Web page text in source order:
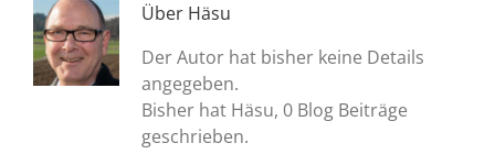
Über Häsu
Der Autor hat bisher keine Details
angegeben.
Bisher hat Häsu, 0 Blog Beiträge
geschrieben.